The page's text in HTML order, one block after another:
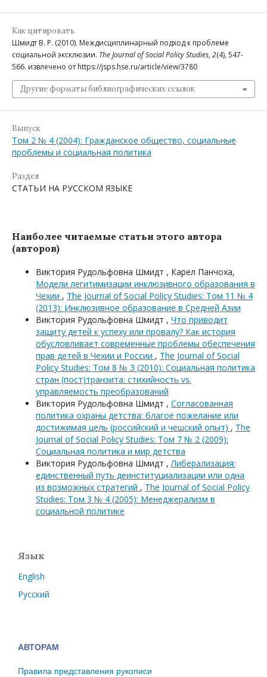
Как цитировать
Шмидт В. Р. (2010). Междисциплинарный подход к проблеме
социальной эксклюзии. The Journal of Social Policy Studies, 2(4), 547-
566. извлечено от https://jsps.hse.ru/article/view/3780
Другие форматы библиографических ссылок
Выпуск
Том 2 № 4 (2004): Гражданское общество, социальные
проблемы и социальная политика
Раздел
СТАТЬИ НА РУССКОМ ЯЗЫКЕ
Наиболее читаемые статьи этого автора
(авторов)
Виктория Рудольфовна Шмидт , Карел Панчоха,
Модели легитимизации инклюзивного образования в
Чехии , The Journal of Social Policy Studies: Том 11 № 4
(2013): Инклюзивное образование в Средней Азии
Виктория Рудольфовна Шмидт , Что приводит
защиту детей к успеху или провалу? Как история
обусловливает современные проблемы обеспечения
прав детей в Чехии и России , The Journal of Social
Policy Studies: Том 8 № 3 (2010): Социальная политика
стран (пост)транзита: стихийность vs.
управляемость преобразований
Виктория Рудольфовна Шмидт , Согласованная
политика охраны детства: благое пожелание или
достижимая цель (российский и чешский опыт) , The
Journal of Social Policy Studies: Том 7 № 2 (2009):
Социальная политика и мир детства
Виктория Рудольфовна Шмидт , Либерализация:
единственный путь деинституциализации или одна
из возможных стратегий , The Journal of Social Policy
Studies: Том 3 № 4 (2005): Менеджерализм в
социальной политике
Язык
English
Русский
АВТОРАМ
Правила представления рукописи